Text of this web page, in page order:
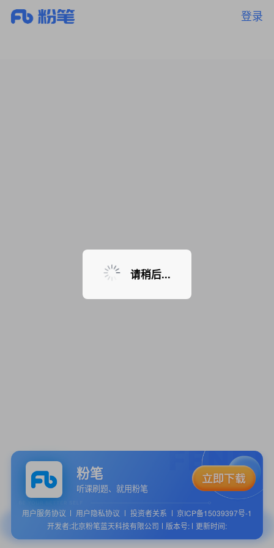
登录
暂无课程，敬请期待
粉笔
听课刷题、就用粉笔
用户服务协议 用户隐私协议 投资者关系
京ICP备15039397号-1
开发者:北京粉笔蓝天科技有限公司
版本号: 更新时间:
请稍后...